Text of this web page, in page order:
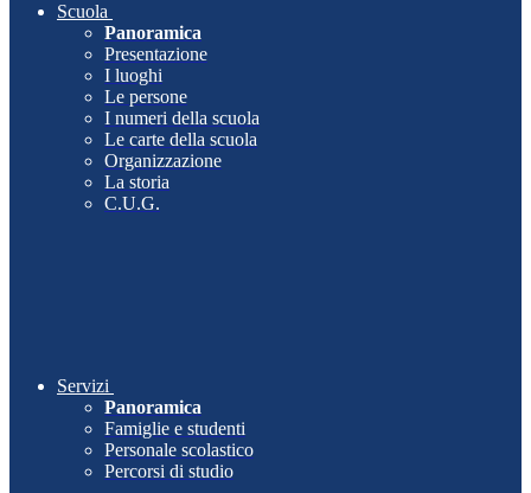
Scuola
Panoramica
Presentazione
I luoghi
Le persone
I numeri della scuola
Le carte della scuola
Organizzazione
La storia
C.U.G.
Servizi
Panoramica
Famiglie e studenti
Personale scolastico
Percorsi di studio